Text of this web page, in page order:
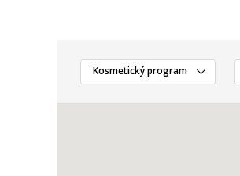
Kosmetický program